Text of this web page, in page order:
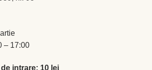
– 17:00
intrare: 10 lei